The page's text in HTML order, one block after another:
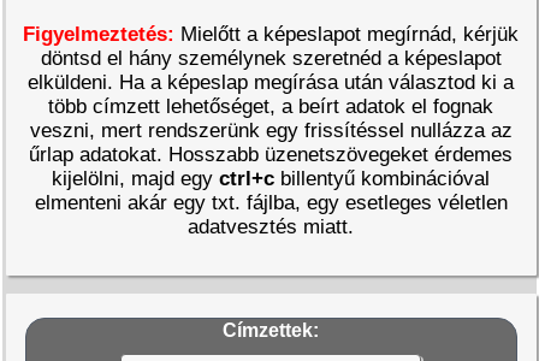
Figyelmeztetés: Mielőtt a képeslapot megírnád, kérjük
döntsd el hány személynek szeretnéd a képeslapot
elküldeni. Ha a képeslap megírása után választod ki a
több címzett lehetőséget, a beírt adatok el fognak
veszni, mert rendszerünk egy frissítéssel nullázza az
űrlap adatokat. Hosszabb üzenetszövegeket érdemes
kijelölni, majd egyctrl+c billentyű kombinációval
elmenteni akár egy txt. fájlba, egy esetleges véletlen
adatvesztés miatt.
Címzettek: